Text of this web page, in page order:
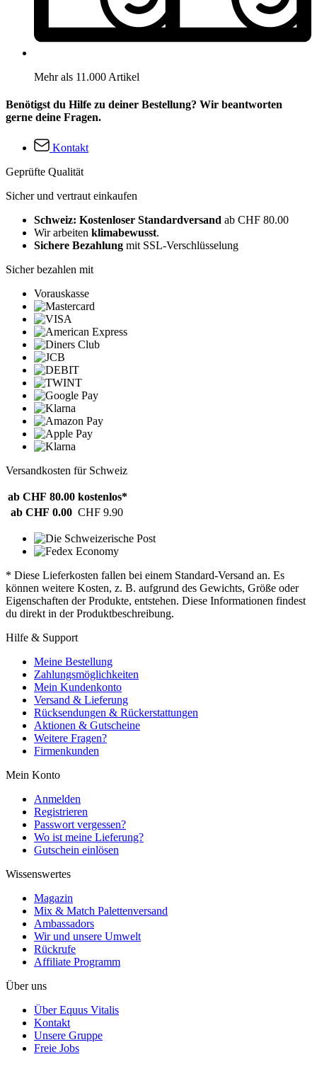
Mehr als 11.000 Artikel
Benötigst du Hilfe zu deiner Bestellung? Wir beantworten
gerne deine Fragen.
Kontakt
Geprüfte Qualität
Sicher und vertraut einkaufen
Schweiz: Kostenloser Standardversand ab CHF 80.00
Wir arbeiten klimabewusst.
Sichere Bezahlung mit SSL-Verschlüsselung
Sicher bezahlen mit
Vorauskasse
Versandkosten für Schweiz
ab CHF 80.00 kostenlos*
ab CHF 0.00 CHF 9.90
* Diese Lieferkosten fallen bei einem Standard-Versand an. Es
können weitere Kosten, z. B. aufgrund des Gewichts, Größe oder
Eigenschaften der Produkte, entstehen. Diese Informationen findest
du direkt in der Produktbeschreibung.
Hilfe & Support
Meine Bestellung
Zahlungsmöglichkeiten
Mein Kundenkonto
Versand & Lieferung
Rücksendungen & Rückerstattungen
Aktionen & Gutscheine
Weitere Fragen?
Firmenkunden
Mein Konto
Anmelden
Registrieren
Passwort vergessen?
Wo ist meine Lieferung?
Gutschein einlösen
Wissenswertes
Magazin
Mix & Match Palettenversand
Ambassadors
Wir und unsere Umwelt
Rückrufe
Affiliate Programm
Über uns
Über Equus Vitalis
Kontakt
Unsere Gruppe
Freie Jobs